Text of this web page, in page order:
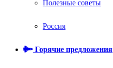
Полезные советы
Россия
Горячие предложения